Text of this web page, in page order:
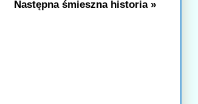
Następna śmieszna historia »